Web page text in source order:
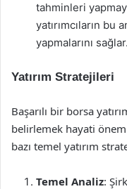
tahminleri
yatırımcıların bu
yapmalarını sağlar.
Yatırım Stratejileri
Başarılı bir borsa
belirlemek hayati
bazı temel yatırım
Temel Analiz: